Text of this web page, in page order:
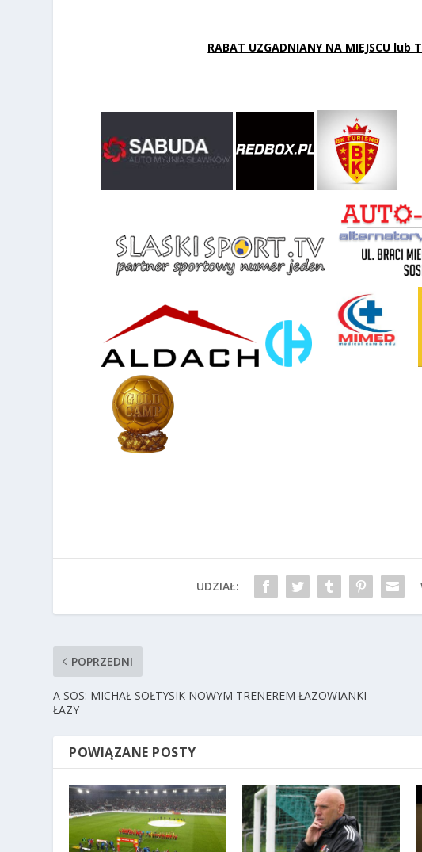
RABAT UZGADNIANY NA MIEJSCU lub
UDZIAŁ:
POPRZEDNI
A SOS: MICHAŁ SOŁTYSIK NOWYM TRENEREM ŁAZOWIANKI
ŁAZY
POWIĄZANE POSTY